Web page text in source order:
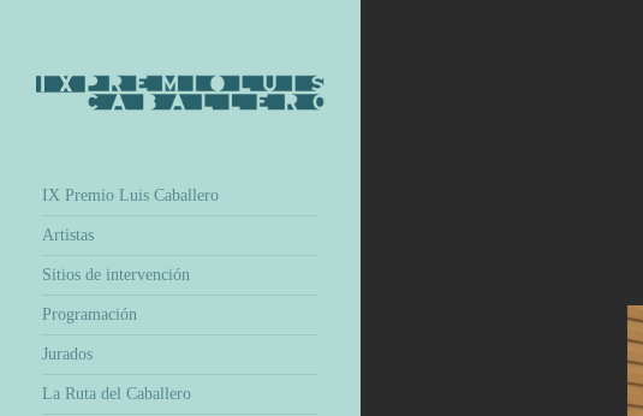
IX Premio Luis Caballero
Artistas
Sitios de intervención
Programación
Jurados
La Ruta del Caballero